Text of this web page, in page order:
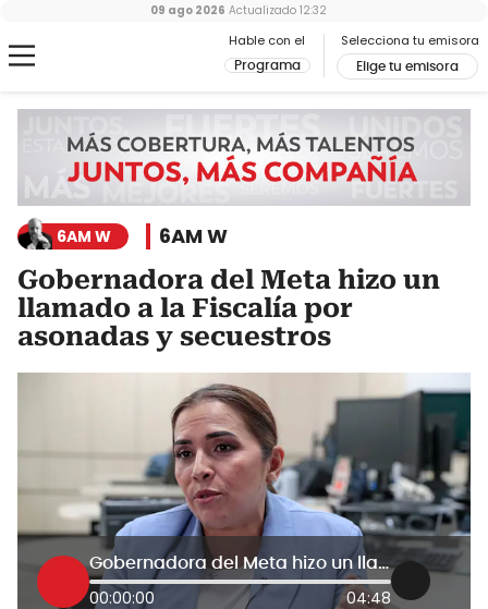
Hable con el
Programa
Selecciona tu emisora
Elige tu emisora
09 ago 2026 Actualizado 12:32
6AM W 6AM W
Gobernadora del Meta hizo un
llamado a la Fiscalía por
asonadas y secuestros
Gobernadora del Meta hizo un llamado a la Fiscalía por asonadas
00:00:00 04:48